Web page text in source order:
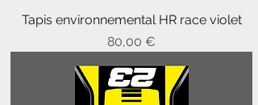
Tapis environnemental HR race violet
Prix
80,00 €